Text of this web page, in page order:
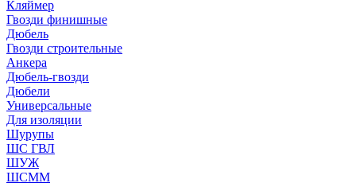
Кляймер
Гвозди финишные
Дюбель
Гвозди строительные
Анкера
Дюбель-гвозди
Дюбели
Универсальные
Для изоляции
Шурупы
ШС ГВЛ
ШУЖ
ШСММ